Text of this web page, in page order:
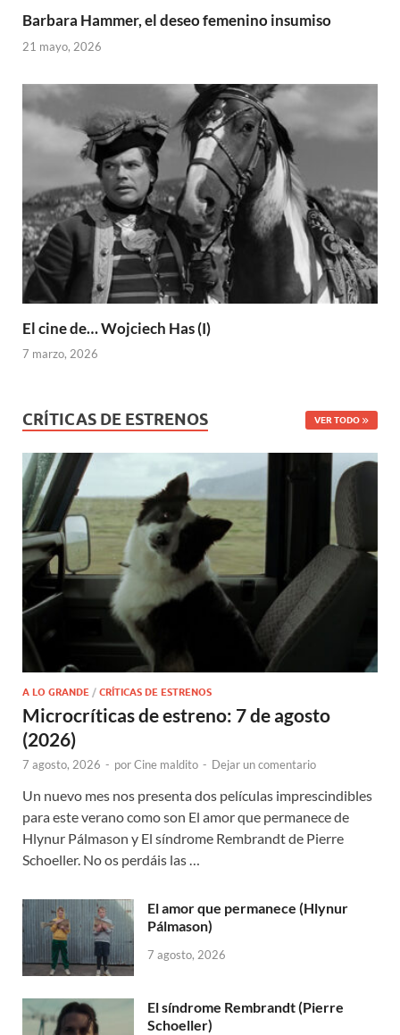
Barbara Hammer, el deseo femenino insumiso
21 mayo, 2026
El cine de… Wojciech Has (I)
7 marzo, 2026
CRÍTICAS DE ESTRENOS VER TODO
A LO GRANDE / CRÍTICAS DE ESTRENOS
Microcríticas de estreno: 7 de agosto
(2026)
7 agosto, 2026 - porCine maldito - Dejar un comentario
Un nuevo mes nos presenta dos películas imprescindibles
para este verano como son El amor que permanece de
Hlynur Pálmason y El síndrome Rembrandt de Pierre
Schoeller. No os perdáis las …
El amor que permanece (Hlynur
Pálmason)
7 agosto, 2026
El síndrome Rembrandt (Pierre
Schoeller)